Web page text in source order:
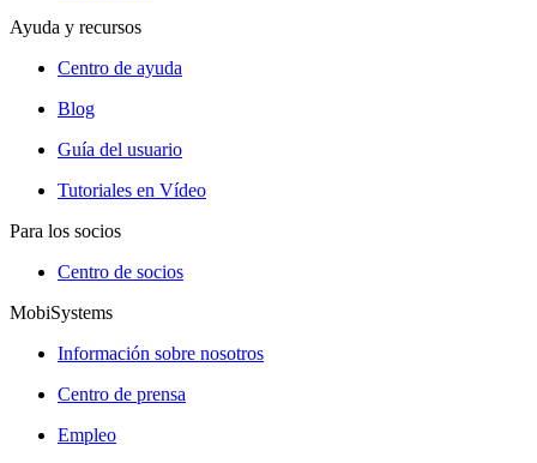
Ayuda y recursos
Centro de ayuda
Blog
Guía del usuario
Tutoriales en Vídeo
Para los socios
Centro de socios
MobiSystems
Información sobre nosotros
Centro de prensa
Empleo